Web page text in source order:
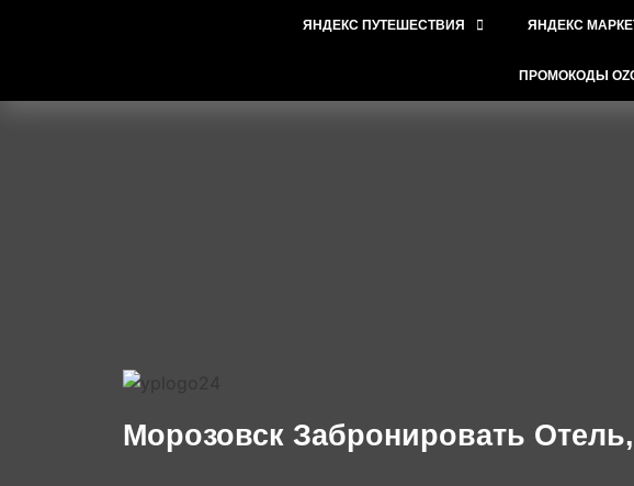
ЯНДЕКС ПУТЕШЕСТВИЯ ЯНДЕКС
ПРОМОКОДЫ
Морозовск Забронировать